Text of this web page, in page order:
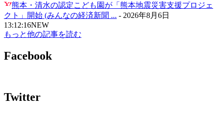
熊本・清水の認定こども園が「熊本地震災害支援プロジェ
クト」開始 (みんなの経済新聞 ... - 2026年8月6日
13:12:16NEW
もっと他の記事を読む
Facebook
Twitter